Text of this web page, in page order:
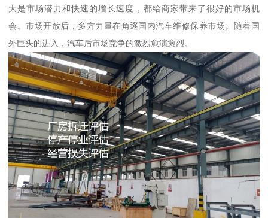
大是市场潜力和快速的增长速度，都给商家带来了很好的市场机
会。市场开放后，多方力量在角逐国内汽车维修保养市场。随着国
外巨头的进入，汽车后市场竞争的激烈愈演愈烈。